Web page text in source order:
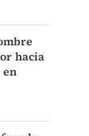
hacia